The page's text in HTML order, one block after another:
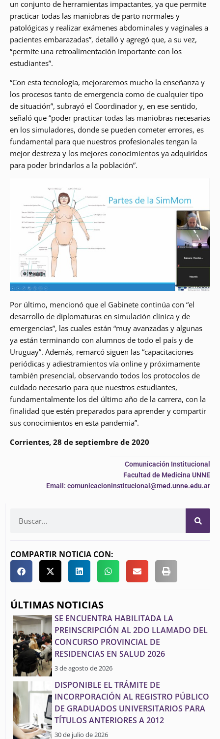
un conjunto de herramientas impactantes, ya que permite
practicar todas las maniobras de parto normales y
patológicas y realizar exámenes abdominales y vaginales a
pacientes embarazadas”, detalló y agregó que, a su vez,
“permite una retroalimentación importante con los
estudiantes”.
“Con esta tecnología, mejoraremos mucho la enseñanza y
los procesos tanto de emergencia como de cualquier tipo
de situación”, subrayó el Coordinador y, en ese sentido,
señaló que “poder practicar todas las maniobras necesarias
en los simuladores, donde se pueden cometer errores, es
fundamental para que nuestros profesionales tengan la
mejor destreza y los mejores conocimientos ya adquiridos
para poder brindarlos a la población”.
Por último, mencionó que el Gabinete continúa con “el
desarrollo de diplomaturas en simulación clínica y de
emergencias”, las cuales están “muy avanzadas y algunas
ya están terminando con alumnos de todo el país y de
Uruguay”. Además, remarcó siguen las “capacitaciones
periódicas y adiestramientos vía online y próximamente
también presencial, observando todos los protocolos de
cuidado necesario para que nuestros estudiantes,
fundamentalmente los del último año de la carrera, con la
finalidad que estén preparados para aprender y compartir
sus conocimientos en esta pandemia”.
Corrientes, 28 de septiembre de 2020
Comunicación Institucional
Facultad de Medicina UNNE
Email: comunicacioninstitucional@med.unne.edu.ar
COMPARTIR NOTICIA CON:
ÚLTIMAS NOTICIAS
SE ENCUENTRA HABILITADA LA
PREINSCRIPCIÓN AL 2DO LLAMADO DEL
CONCURSO PROVINCIAL DE
RESIDENCIAS EN SALUD 2026
3 de agosto de 2026
DISPONIBLE EL TRÁMITE DE
INCORPORACIÓN AL REGISTRO PÚBLICO
DE GRADUADOS UNIVERSITARIOS PARA
TÍTULOS ANTERIORES A 2012
30 de julio de 2026